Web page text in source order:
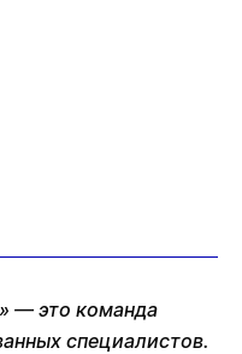
— это команда
специалистов.